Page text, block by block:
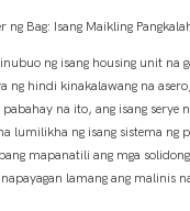
ng Bag: Isang Maikling
ng isang housing unit na
ng hindi kinakalawang na
na ito, ang isang serye
lumilikha ng isang sistema ng
mapanatili ang mga
lamang ang malinis